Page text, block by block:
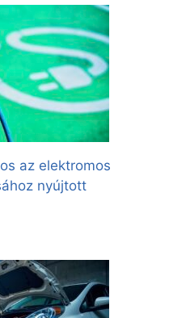
az elektromos
nyújtott